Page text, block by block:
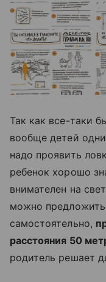
Так как все-таки
вообще детей
надо проявить
ребенок хорошо
внимателен на
можно предложить
самостоятельно,
расстояния 50
родитель решает